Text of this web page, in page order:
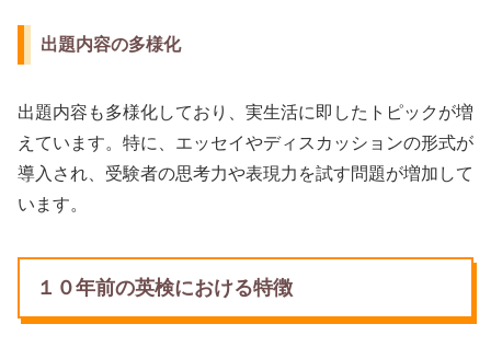
出題内容の多様化
出題内容も多様化しており、実生活に即したトピックが増
えています。特に、エッセイやディスカッションの形式が
導入され、受験者の思考力や表現力を試す問題が増加して
います。
１０年前の英検における特徴